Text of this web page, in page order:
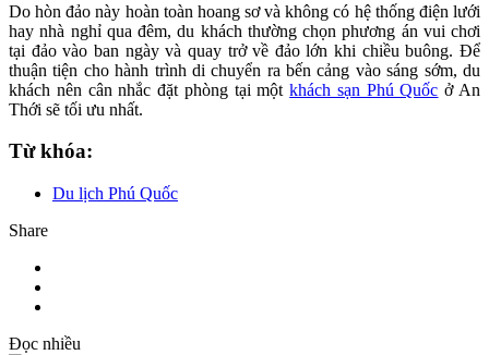
Do hòn đảo này hoàn toàn hoang sơ và không có hệ thống điện lưới
hay nhà nghỉ qua đêm, du khách thường chọn phương án vui chơi
tại đảo vào ban ngày và quay trở về đảo lớn khi chiều buông. Để
thuận tiện cho hành trình di chuyển ra bến cảng vào sáng sớm, du
khách nên cân nhắc đặt phòng tại mộtkhách sạn Phú Quốc ở An
Thới sẽ tối ưu nhất.
Từ khóa:
Du lịch Phú Quốc
Share
Đọc nhiều